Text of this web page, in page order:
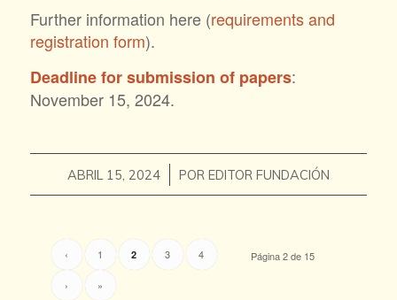
Further information here (requirements and
registration form).
Deadline for submission of papers:
November 15, 2024.
ABRIL 15, 2024
/ POR EDITOR FUNDACIÓN
Página 2 de 15
‹ 1 2 3 4
› »